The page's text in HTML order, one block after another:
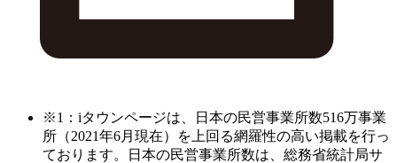
※1：iタウンページは、日本の民営事業所数516万事業
所（2021年6月現在）を上回る網羅性の高い掲載を行っ
ております。日本の民営事業所数は、総務省統計局サ